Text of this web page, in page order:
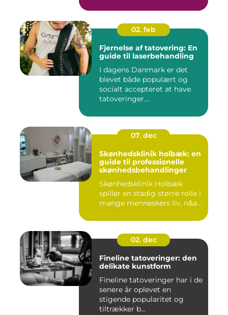
02. feb
Fjernelse af tatovering: En
guide til laserbehandling
I dagens Danmark er det
blevet både populært og
socialt accepteret at have
tatoveringer....
07. dec
Skønhedsklinik holbæk: en
guide til professionelle
skønhedsbehandlinger
Skønhedsklinik Holbæk
spiller en stadig større rolle i
mange menneskers liv, n&a...
02. dec
Fineline tatoveringer: den
delikate kunstform
Fineline tatoveringer har i de
senere år oplevet en
stigende popularitet og
tiltrækker b...